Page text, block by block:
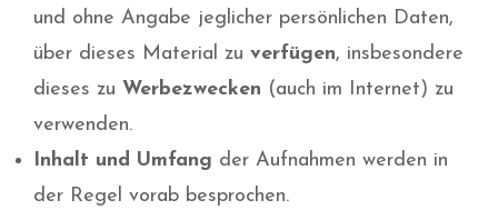
und ohne Angabe jeglicher persönlichen Daten,
über dieses Material zu verfügen, insbesondere
dieses zu Werbezwecken (auch im Internet) zu
verwenden.
Inhalt und Umfang der Aufnahmen werden in
der Regel vorab besprochen.